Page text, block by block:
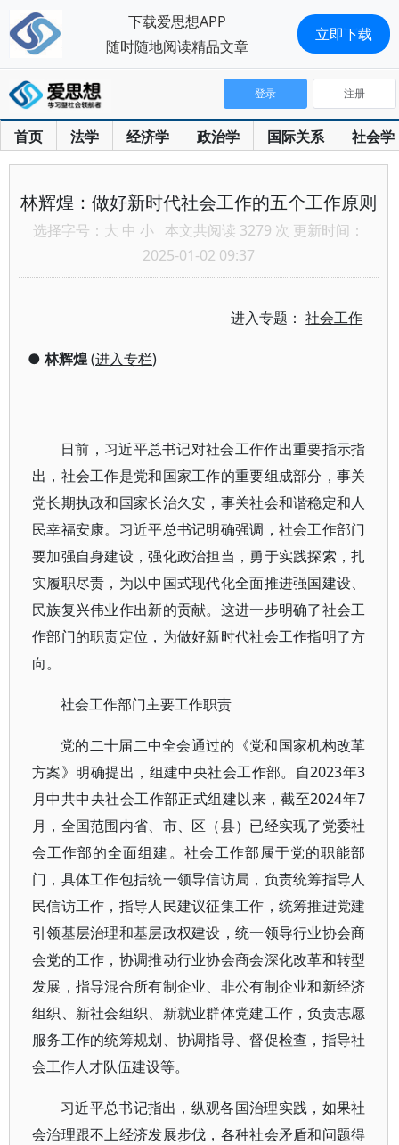
首页 法学 经济学 政治学 国际关系 社会学
登录 注册
林辉煌：做好新时代社会工作的五个工作原则
选择字号： 大 中 小 本文共阅读 3279 次 更新时间：
2025-01-02 09:37
进入专题：社会工作
●林辉煌(进入专栏)
日前，习近平总书记对社会工作作出重要指示指
出，社会工作是党和国家工作的重要组成部分，事关
党长期执政和国家长治久安，事关社会和谐稳定和人
民幸福安康。习近平总书记明确强调，社会工作部门
要加强自身建设，强化政治担当，勇于实践探索，扎
实履职尽责，为以中国式现代化全面推进强国建设、
民族复兴伟业作出新的贡献。这进一步明确了社会工
作部门的职责定位，为做好新时代社会工作指明了方
向。
社会工作部门主要工作职责
党的二十届二中全会通过的《党和国家机构改革
方案》明确提出，组建中央社会工作部。自2023年3
月中共中央社会工作部正式组建以来，截至2024年7
月，全国范围内省、市、区（县）已经实现了党委社
会工作部的全面组建。社会工作部属于党的职能部
门，具体工作包括统一领导信访局，负责统筹指导人
民信访工作，指导人民建议征集工作，统筹推进党建
引领基层治理和基层政权建设，统一领导行业协会商
会党的工作，协调推动行业协会商会深化改革和转型
发展，指导混合所有制企业、非公有制企业和新经济
组织、新社会组织、新就业群体党建工作，负责志愿
服务工作的统筹规划、协调指导、督促检查，指导社
会工作人才队伍建设等。
习近平总书记指出，纵观各国治理实践，如果社
会治理跟不上经济发展步伐，各种社会矛盾和问题得
下载爱思想APP
随时随地阅读精品文章
立即下载